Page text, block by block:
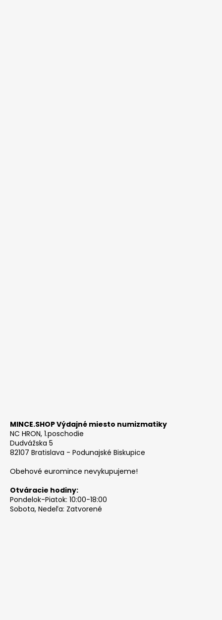
MINCE.SHOP Výdajné miesto numizmatiky
NC HRON, 1.poschodie
Dudvážska 5
82107 Bratislava - Podunajské Biskupice
Obehové euromince nevykupujeme!
Otváracie hodiny:
Pondelok-Piatok: 10:00-18:00
Sobota, Nedeľa: Zatvorené